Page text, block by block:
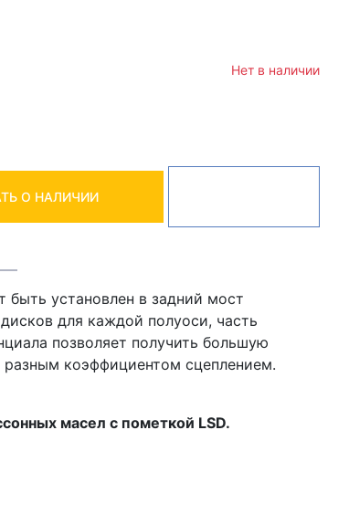
Нет в наличии
О НАЛИЧИИ
установлен в задний мост
для каждой полуоси, часть
позволяет получить большую
коэффициентом сцеплением.
масел с пометкой LSD.